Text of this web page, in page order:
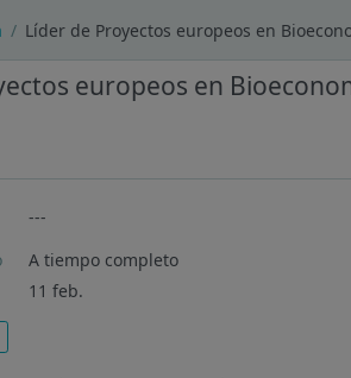
Líder de Proyectos europeos en
europeos en
---
A tiempo completo
11 feb.